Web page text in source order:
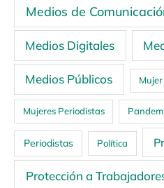
Medios de
Medios Digitales
Medios Públicos Mujer
Mujeres Periodistas
Periodistas Política
Protección a